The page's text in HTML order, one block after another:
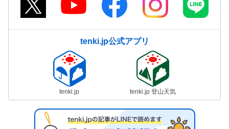
tenki.jp公式アプリ
tenki.jp tenki.jp 登山天気